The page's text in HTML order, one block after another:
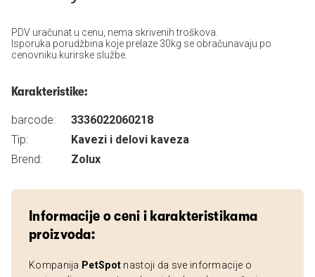
PDV uračunat u cenu, nema skrivenih troškova.
Isporuka porudžbina koje prelaze 30kg se obračunavaju po
cenovniku kurirske službe.
Karakteristike:
barcode:
3336022060218
Tip:
Kavezi i delovi kaveza
Brend:
Zolux
Informacije o ceni i karakteristikama
proizvoda:
Kompanija PetSpot nastoji da sve informacije o